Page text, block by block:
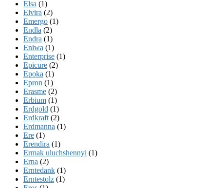
Elsa (1)
Elvira (2)
Emergo (1)
Endla (2)
Endra (1)
Eniwa (1)
Enterprise (1)
Epicure (2)
Epoka (1)
Epron (1)
Erasme (2)
Erbium (1)
Erdgold (1)
Erdkraft (2)
Erdmanna (1)
Ere (1)
Erendira (1)
Ermak uluchshennyi (1)
Erna (2)
Erntedank (1)
Erntestolz (1)